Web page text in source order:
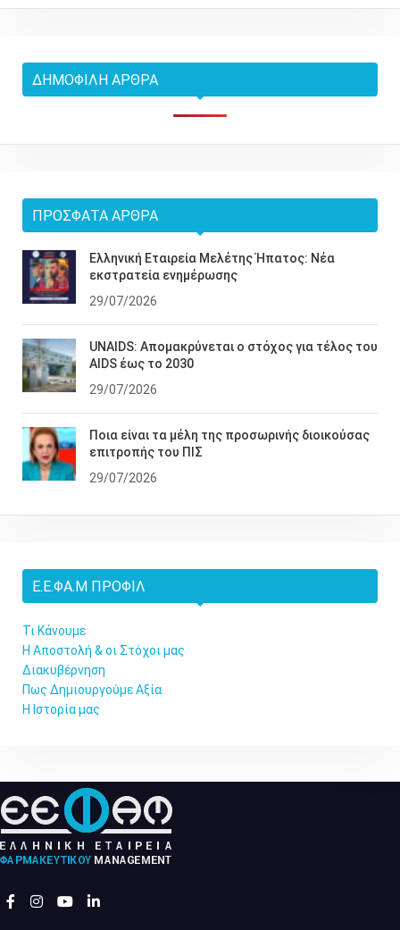
ΔΗΜΟΦΙΛΉ ΆΡΘΡΑ
ΠΡΌΣΦΑΤΑ ΆΡΘΡΑ
Ελληνική Εταιρεία Μελέτης Ήπατος: Νέα
εκστρατεία ενημέρωσης
29/07/2026
UNAIDS: Απομακρύνεται ο στόχος για τέλος του
AIDS έως το 2030
29/07/2026
Ποια είναι τα μέλη της προσωρινής διοικούσας
επιτροπής του ΠΙΣ
29/07/2026
Ε.Ε.ΦΑ.Μ ΠΡΟΦΊΛ
Τι Κάνουμε
Η Αποστολή & οι Στόχοι μας
Διακυβέρνηση
Πως Δημιουργούμε Αξία
Η Ιστορία μας